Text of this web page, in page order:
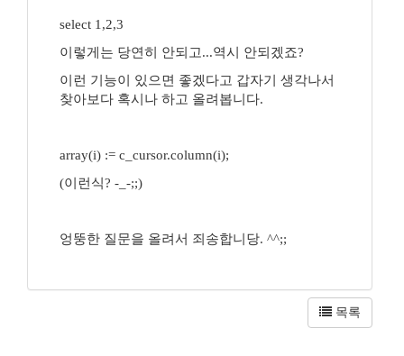
select 1,2,3
이렇게는 당연히 안되고...역시 안되겠죠?
이런 기능이 있으면 좋겠다고 갑자기 생각나서
찾아보다 혹시나 하고 올려봅니다.
array(i) := c_cursor.column(i);
(이런식? -_-;;)
엉뚱한 질문을 올려서 죄송합니당. ^^;;
목록